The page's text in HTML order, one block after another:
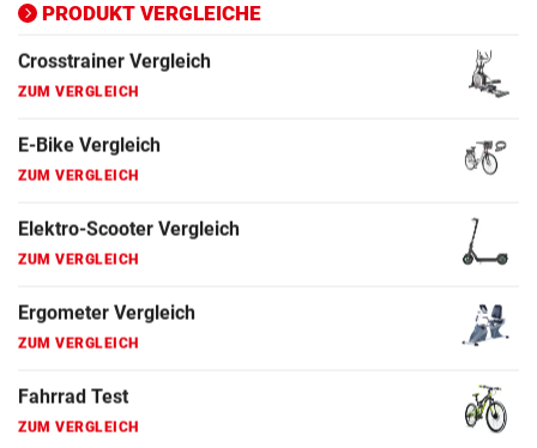
PRODUKT VERGLEICHE
ZUM VERGLEICH
Fahrrad Test
Fahrradanhänger Vergleich
Faszienrolle Vergleich
Hoverboard Vergleich
Kinderfahrrad Vergleich